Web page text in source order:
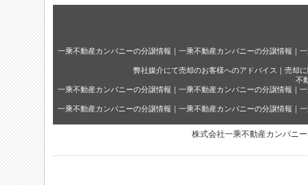
一乘不動産カンパニーの分譲情報 ｜ 一乘不動産カンパニーの分譲情報 ｜
弊社媒介にて売却のお客様へのアドバイス ｜ 売却
不
一乘不動産カンパニーの分譲情報 ｜ 一乘不動産カンパニーの分譲情報 ｜
一乘不動産カンパニーの分譲情報 ｜ 一乘不動産カンパニーの分譲情報 ｜
株式会社一乘不動産カンパニ